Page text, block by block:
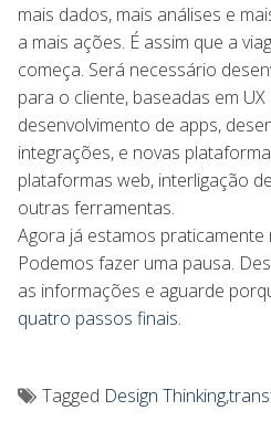
mais dados, mais análises e
a mais ações. É assim que a
começa. Será necessário
para o cliente, baseadas em
desenvolvimento de apps,
integrações, e novas
plataformas web, interligação
outras ferramentas.
Agora já estamos
Podemos fazer uma pausa.
as informações e aguarde
quatro passos finais.
Tagged Design Thinking,